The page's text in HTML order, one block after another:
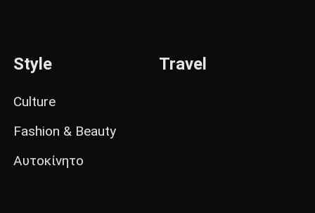
Style
Culture
Fashion & Beauty
Αυτοκίνητο
Travel